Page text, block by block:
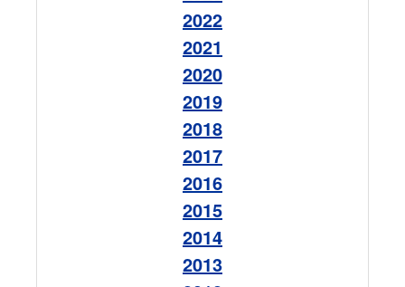
2022
2021
2020
2019
2018
2017
2016
2015
2014
2013